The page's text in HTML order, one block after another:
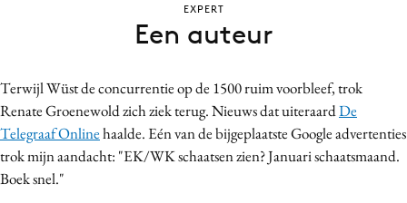
Contentmarketing
Craft
Customer Experience
Data & Insights
Terwijl Wüst de concurrentie op de 1500 ruim voorbleef, trok
Renate Groenewold zich ziek terug. Nieuws dat uiteraardDe
Telegraaf Onlinehaalde. Eén van de bijgeplaatste Google advertenties
trok mijn aandacht: "EK/WK schaatsen zien? Januari schaatsmaand.
Boek snel."
EXPERT
Een auteur